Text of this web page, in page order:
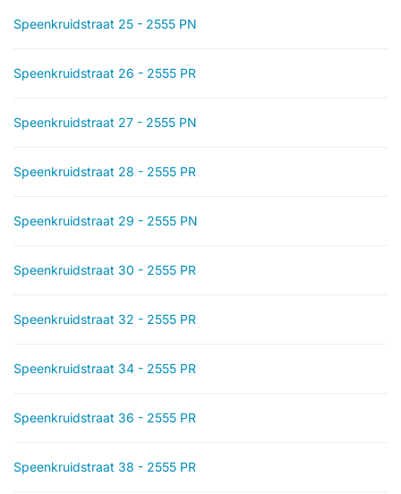
Speenkruidstraat 25 - 2555 PN
Speenkruidstraat 26 - 2555 PR
Speenkruidstraat 27 - 2555 PN
Speenkruidstraat 28 - 2555 PR
Speenkruidstraat 29 - 2555 PN
Speenkruidstraat 30 - 2555 PR
Speenkruidstraat 32 - 2555 PR
Speenkruidstraat 34 - 2555 PR
Speenkruidstraat 36 - 2555 PR
Speenkruidstraat 38 - 2555 PR